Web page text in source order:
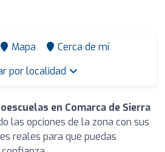
Mapa
Cerca de mí
por localidad
en Comarca de Sierra
las opciones de la zona con sus
reales para que puedas